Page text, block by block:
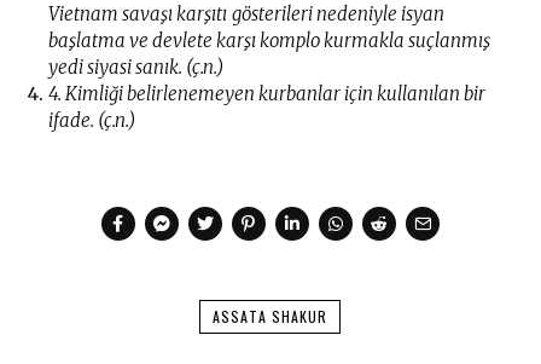
Vietnam savaşı karşıtı gösterileri nedeniyle isyan
başlatma ve devlete karşı komplo kurmakla suçlanmış
yedi siyasi sanık. (ç.n.)
4. Kimliği belirlenemeyen kurbanlar için kullanılan bir
ifade. (ç.n.)
ASSATA SHAKUR